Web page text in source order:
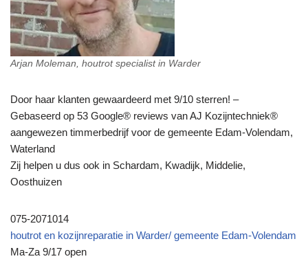
Arjan Moleman, houtrot specialist in Warder
Door haar klanten gewaardeerd met 9/10 sterren! –
Gebaseerd op 53 Google® reviews van AJ Kozijntechniek®
aangewezen timmerbedrijf voor de gemeente Edam-Volendam,
Waterland
Zij helpen u dus ook in Schardam, Kwadijk, Middelie,
Oosthuizen
075-2071014
houtrot en kozijnreparatie in Warder/ gemeente Edam-Volendam
Ma-Za 9/17 open